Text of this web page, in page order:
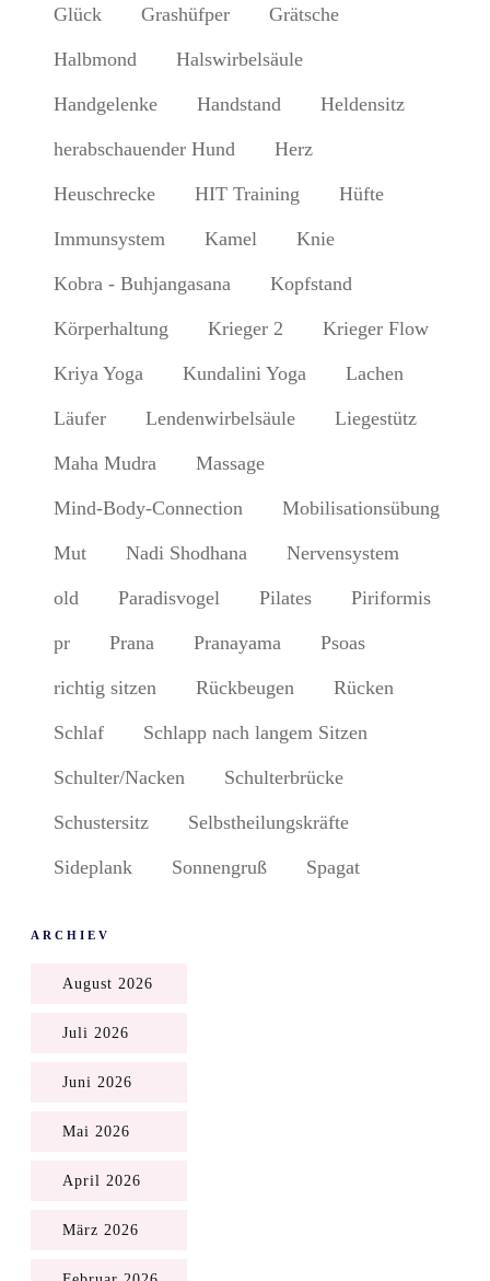
Glück Grashüfper Grätsche
Halbmond Halswirbelsäule
Handgelenke Handstand Heldensitz
herabschauender Hund Herz
Heuschrecke HIT Training Hüfte
Immunsystem Kamel Knie
Kobra - Buhjangasana Kopfstand
Körperhaltung Krieger 2 Krieger Flow
Kriya Yoga Kundalini Yoga Lachen
Läufer Lendenwirbelsäule Liegestütz
Maha Mudra Massage
Mind-Body-Connection Mobilisationsübung
Mut Nadi Shodhana Nervensystem
old Paradisvogel Pilates Piriformis
pr Prana Pranayama Psoas
richtig sitzen Rückbeugen Rücken
Schlaf Schlapp nach langem Sitzen
Schulter/Nacken Schulterbrücke
Schustersitz Selbstheilungskräfte
Sideplank Sonnengruß Spagat
ARCHIEV
August 2026
Juli 2026
Juni 2026
Mai 2026
April 2026
März 2026